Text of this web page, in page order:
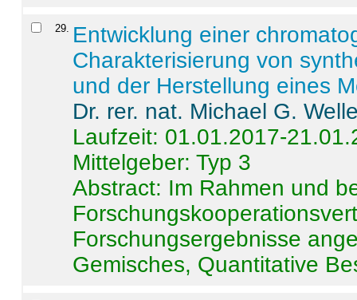
29. Entwicklung einer
Charakterisierung von
und der Herstellung eines
Dr. rer. nat. Michael G.
Laufzeit: 01.01.2017-
Mittelgeber: Typ 3
Abstract: Im Rahmen und
Forschungsergebnisse
Gemisches, Quantitative